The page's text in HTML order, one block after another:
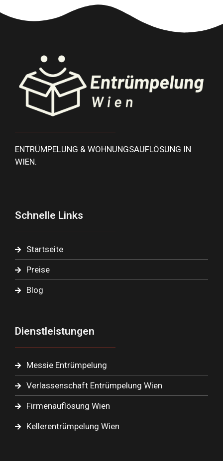
ENTRÜMPELUNG & WOHNUNGSAUFLÖSUNG IN
WIEN.
Schnelle Links
Startseite
Preise
Blog
Dienstleistungen
Messie Entrümpelung
Verlassenschaft Entrümpelung Wien
Firmenauflösung Wien
Kellerentrümpelung Wien